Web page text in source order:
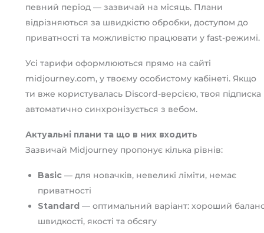
певний період — зазвичай на місяць. Плани
відрізняються за швидкістю обробки, доступом до
приватності та можливістю працювати у fast-режимі.
Усі тарифи оформлюються прямо на сайті
midjourney.com, у твоєму особистому кабінеті. Якщо
ти вже користувалась Discord-версією, твоя підписка
автоматично синхронізується з вебом.
Актуальні плани та що в них входить
Зазвичай Midjourney пропонує кілька рівнів:
Basic— для новачків, невеликі ліміти, немає
приватності
Standard— оптимальний варіант: хороший
швидкості, якості та обсягу